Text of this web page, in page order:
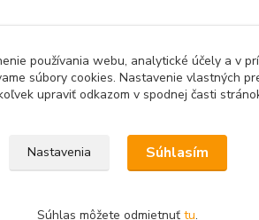
používania webu, analytické účely a v
súbory cookies. Nastavenie vlastných
upraviť odkazom v spodnej časti
Nastavenia Súhlasím
Súhlas môžete odmietnuť tu.